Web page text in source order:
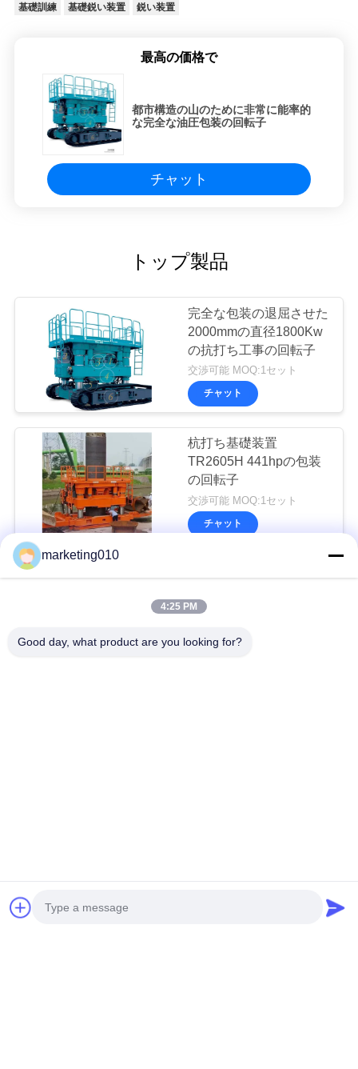
基礎訓練 基礎鋭い装置 鋭い装置
最高の価格で
都市構造の山のために非常に能率的
な完全な油圧包装の回転子
チャット
トップ製品
完全な包装の退屈させた
2000mmの直径1800Kw
の抗打ち工事の回転子
交渉可能 MOQ:1セット
チャット
杭打ち基礎装置
TR2605H 441hpの包装
の回転子
交渉可能 MOQ:1セット
チャット
させた
分つ山の壁のための高く有効な包装の回転子の基礎装置
marketing010
4:25 PM
Good day, what product are you looking for?